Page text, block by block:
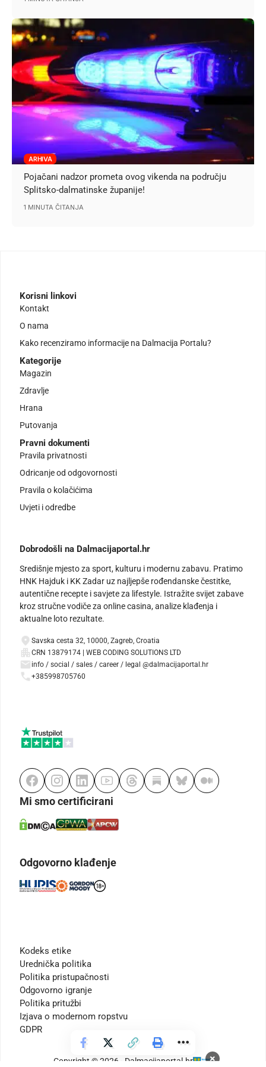
×
ARHIVA
Pojačani nadzor prometa ovog vikenda na području
Splitsko-dalmatinske županije!
1 MINUTA ČITANJA
Korisni linkovi
Kontakt
O nama
Kako recenziramo informacije na Dalmacija Portalu?
Kategorije
Magazin
Zdravlje
Hrana
Putovanja
Pravni dokumenti
Pravila privatnosti
Odricanje od odgovornosti
Pravila o kolačićima
Uvjeti i odredbe
Dobrodošli na Dalmacijaportal.hr
Središnje mjesto za sport, kulturu i modernu zabavu. Pratimo
HNK Hajduk i KK Zadar uz najljepše rođendanske čestitke,
autentične recepte i savjete za lifestyle. Istražite svijet zabave
kroz stručne vodiče za online casina, analize klađenja i
aktualne loto rezultate.
Savska cesta 32, 10000, Zagreb, Croatia
CRN 13879174 | WEB CODING SOLUTIONS LTD
info / social / sales / career / legal @dalmacijaportal.hr
+385998705760
Mi smo certificirani
Odgovorno klađenje
Kodeks etike
Urednička politika
Politika pristupačnosti
Odgovorno igranje
Politika pritužbi
Izjava o modernom ropstvu
GDPR
Copyright © 2026 - Dalmacijaportal.hr